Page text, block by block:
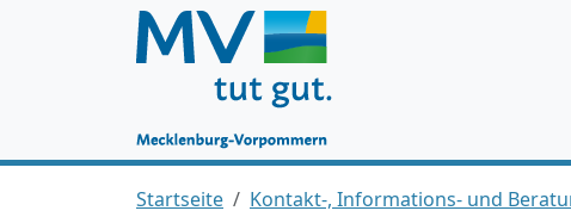
Startseite Kontakt-, Informations- und